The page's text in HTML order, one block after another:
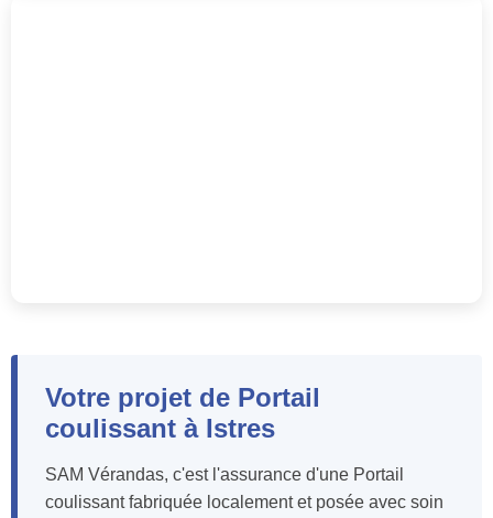
Votre projet de Portail
coulissant à Istres
SAM Vérandas, c'est l'assurance d'une Portail
coulissant fabriquée localement et posée avec soin